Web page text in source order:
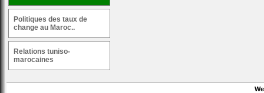
Politiques des taux de
change au Maroc..
Relations tuniso-
marocaines